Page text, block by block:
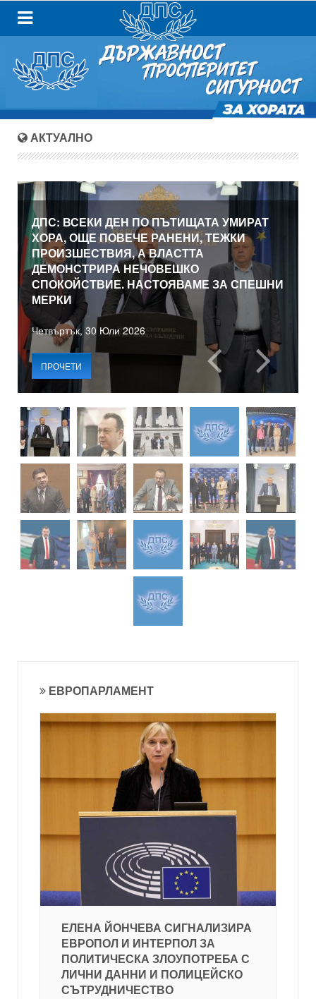
АКТУАЛНО
ДПС: ВСЕКИ ДЕН ПО ПЪТИЩАТА УМИРАТ
ХОРА, ОЩЕ ПОВЕЧЕ РАНЕНИ, ТЕЖКИ
ПРОИЗШЕСТВИЯ, А ВЛАСТТА
ДЕМОНСТРИРА НЕЧОВЕШКО
СПОКОЙСТВИЕ. НАСТОЯВАМЕ ЗА СПЕШНИ
МЕРКИ
Четвъртък, 30 Юли 2026
ПРОЧЕТИ
ЕВРОПАРЛАМЕНТ
ЕЛЕНА ЙОНЧЕВА СИГНАЛИЗИРА
ЕВРОПОЛ И ИНТЕРПОЛ ЗА
ПОЛИТИЧЕСКА ЗЛОУПОТРЕБА С
ЛИЧНИ ДАННИ И ПОЛИЦЕЙСКО
СЪТРУДНИЧЕСТВО